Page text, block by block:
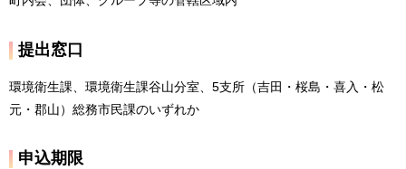
提出窓口
環境衛生課、環境衛生課谷山分室、5支所（吉田・桜島・喜入・松
元・郡山）総務市民課のいずれか
申込期限